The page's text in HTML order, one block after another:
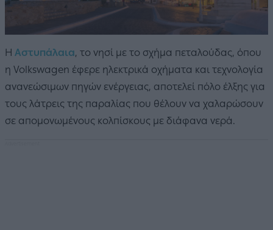
Η Αστυπάλαια, το νησί με το σχήμα πεταλούδας, όπου
η Volkswagen έφερε ηλεκτρικά οχήματα και τεχνολογία
ανανεώσιμων πηγών ενέργειας, αποτελεί πόλο έλξης για
τους λάτρεις της παραλίας που θέλουν να χαλαρώσουν
σε απομονωμένους κολπίσκους με διάφανα νερά.